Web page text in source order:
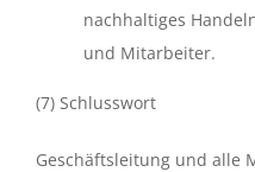
nachhaltiges
und Mitarbeiter.
(7) Schlusswort
Geschäftsleitung und alle